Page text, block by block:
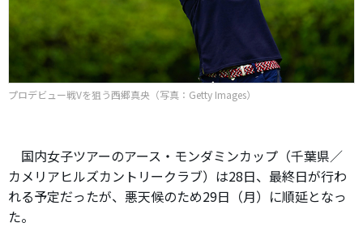
プロデビュー戦Vを狙う西郷真央（写真：Getty Images）
国内女子ツアーのアース・モンダミンカップ（千葉県／
カメリアヒルズカントリークラブ）は28日、最終日が行わ
れる予定だったが、悪天候のため29日（月）に順延となっ
た。